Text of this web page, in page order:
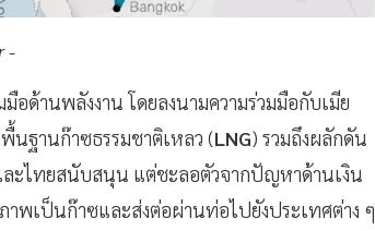
-
อด้านพลังงาน โดยลงนามความร่วมมือกับเมีย
นฐานก๊าซธรรมชาติเหลว (LNG) รวมถึงผลักดัน
ะไทยสนับสนุน แต่ชะลอตัวจากปัญหาด้านเงิน
พเป็นก๊าซและส่งต่อผ่านท่อไปยังประเทศต่าง ๆ